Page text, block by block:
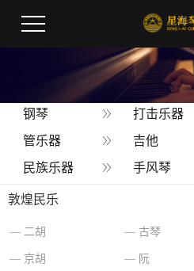
钢琴 打击乐器
管乐器
吉他
民族乐器
敦煌民乐
二胡 古琴
京胡 阮
手风琴
乐器配件